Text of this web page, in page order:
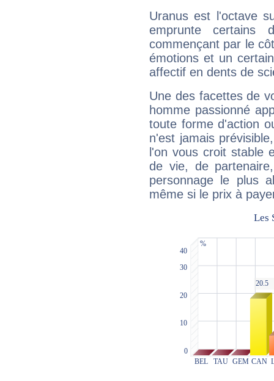
Uranus est l'octave
emprunte
commençant par le
émotions et un
affectif en dents de
Une des facettes de
homme passionné
toute forme d'action
n'est jamais
l'on vous croit stable
de vie, de
personnage le plus
même si le prix à